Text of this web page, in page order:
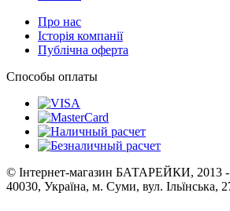
Про нас
Історія компанії
Публічна оферта
Способы оплаты
© Інтернет-магазин БАТАРЕЙКИ, 2013 -
40030, Україна, м. Суми, вул. Ільїнська,